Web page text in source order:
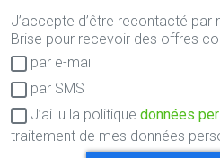
Consentement
RGPD
J’accepte d’être recontacté par mon
Brise pour recevoir des offres
par e-mail
par SMS
J’ai lu la politique données
traitement de mes données